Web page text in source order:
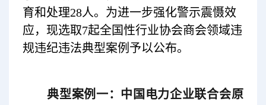
育和处理28人。为进一步强化警示震慑效
应，现选取7起全国性行业协会商会领域违
规违纪违法典型案例予以公布。
典型案例一：中国电力企业联合会原